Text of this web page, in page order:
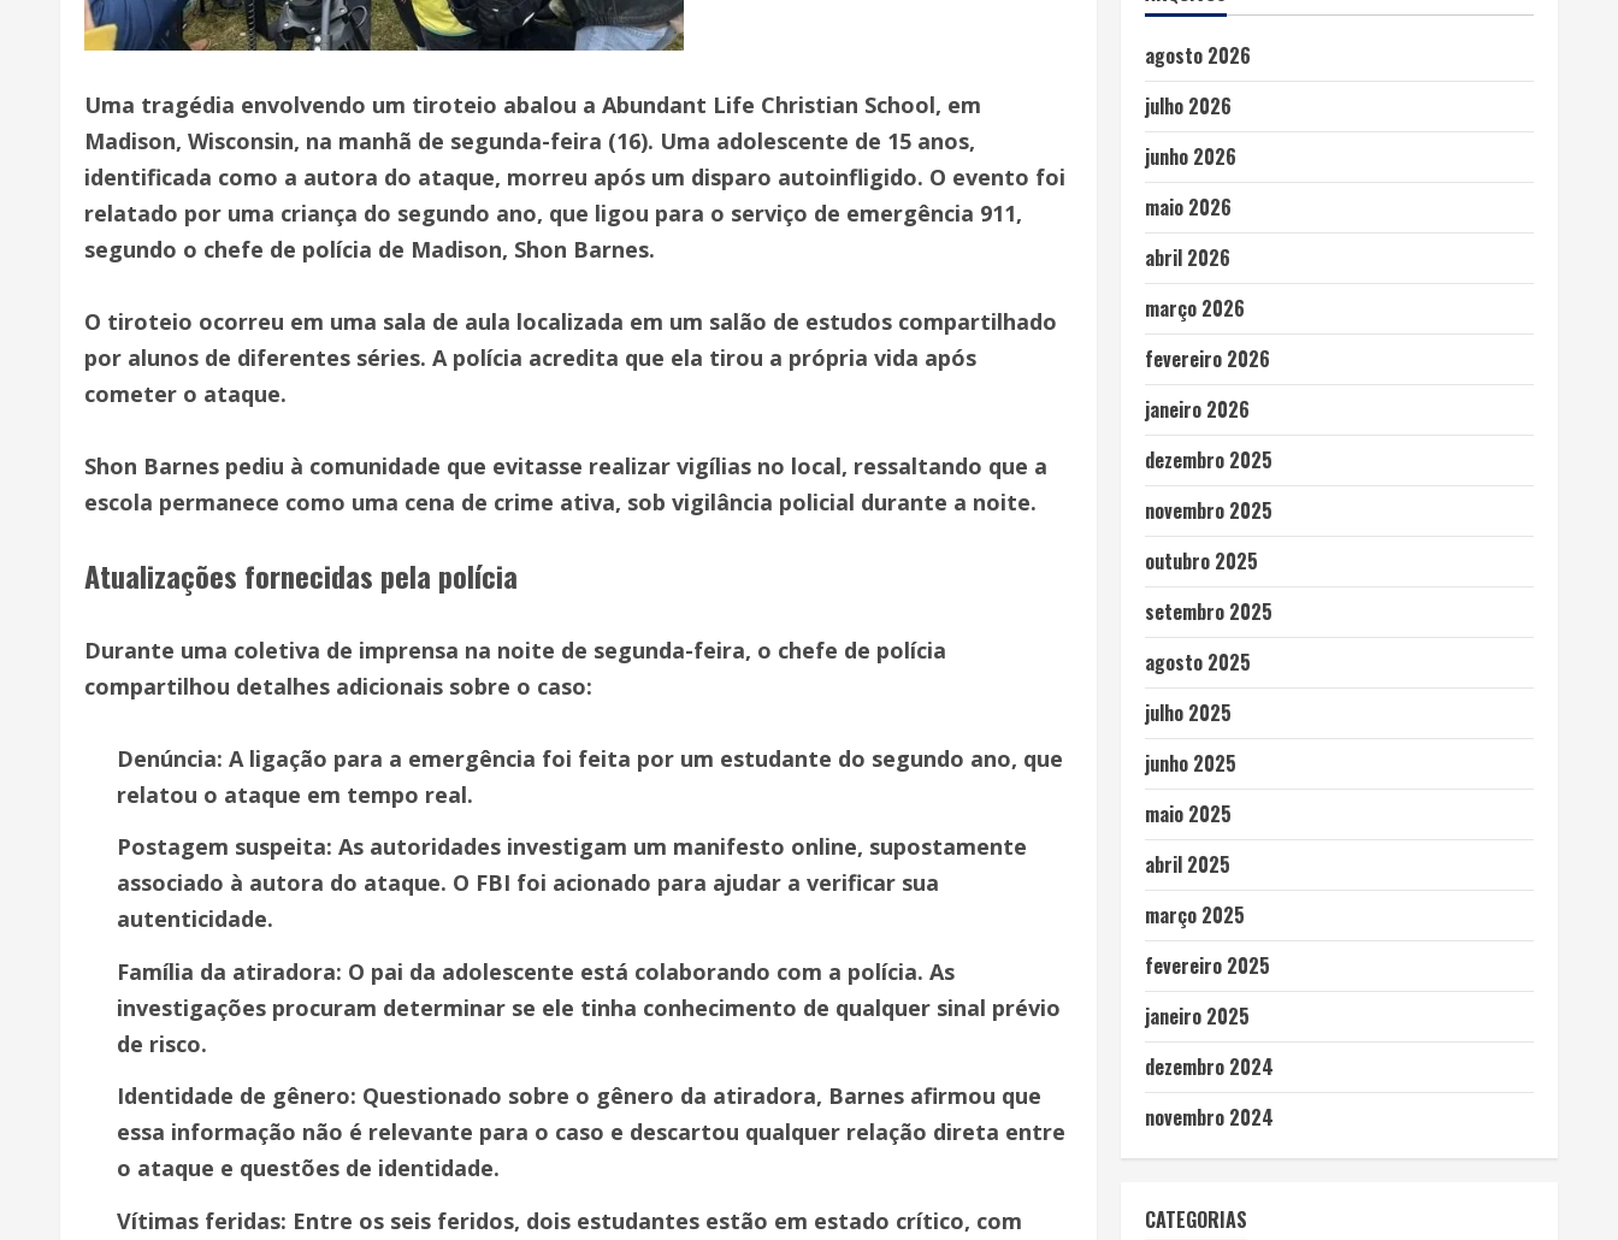
Uma tragédia envolvendo um tiroteio abalou a Abundant Life Christian School, em
Madison, Wisconsin, na manhã de segunda-feira (16). Uma adolescente de 15 anos,
identificada como a autora do ataque, morreu após um disparo autoinfligido. O evento foi
relatado por uma criança do segundo ano, que ligou para o serviço de emergência 911,
segundo o chefe de polícia de Madison, Shon Barnes.
O tiroteio ocorreu em uma sala de aula localizada em um salão de estudos compartilhado
por alunos de diferentes séries. A polícia acredita que ela tirou a própria vida após
cometer o ataque.
Shon Barnes pediu à comunidade que evitasse realizar vigílias no local, ressaltando que a
escola permanece como uma cena de crime ativa, sob vigilância policial durante a noite.
Atualizações fornecidas pela polícia
Durante uma coletiva de imprensa na noite de segunda-feira, o chefe de polícia
compartilhou detalhes adicionais sobre o caso:
Denúncia: A ligação para a emergência foi feita por um estudante do segundo ano, que
relatou o ataque em tempo real.
Postagem suspeita: As autoridades investigam um manifesto online, supostamente
associado à autora do ataque. O FBI foi acionado para ajudar a verificar sua
autenticidade.
Família da atiradora: O pai da adolescente está colaborando com a polícia. As
investigações procuram determinar se ele tinha conhecimento de qualquer sinal prévio
de risco.
Identidade de gênero: Questionado sobre o gênero da atiradora, Barnes afirmou que
essa informação não é relevante para o caso e descartou qualquer relação direta entre
o ataque e questões de identidade.
Vítimas feridas: Entre os seis feridos, dois estudantes estão em estado crítico, com
agosto 2026
julho 2026
junho 2026
maio 2026
abril 2026
março 2026
fevereiro 2026
janeiro 2026
dezembro 2025
novembro 2025
outubro 2025
setembro 2025
agosto 2025
julho 2025
junho 2025
maio 2025
abril 2025
março 2025
fevereiro 2025
janeiro 2025
dezembro 2024
novembro 2024
CATEGORIAS